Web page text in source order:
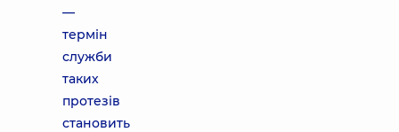
—
термін
служби
таких
протезів
становить